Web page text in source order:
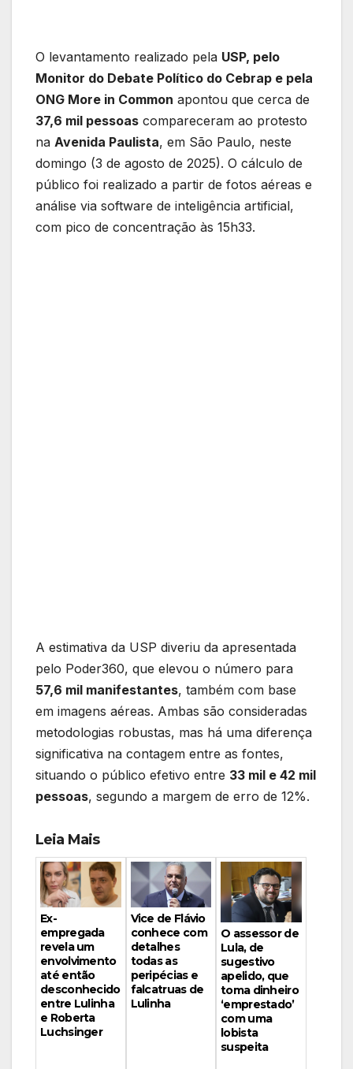
O levantamento realizado pela USP, pelo
Monitor do Debate Político do Cebrap e pela
ONG More in Common apontou que cerca de
37,6 mil pessoas compareceram ao protesto
na Avenida Paulista, em São Paulo, neste
domingo (3 de agosto de 2025). O cálculo de
público foi realizado a partir de fotos aéreas e
análise via software de inteligência artificial,
com pico de concentração às 15h33.
A estimativa da USP diveriu da apresentada
pelo Poder360, que elevou o número para
57,6 mil manifestantes, também com base
em imagens aéreas. Ambas são consideradas
metodologias robustas, mas há uma diferença
significativa na contagem entre as fontes,
situando o público efetivo entre 33 mil e 42 mil
pessoas, segundo a margem de erro de 12%.
Leia Mais
Ex-
empregada
revela um
envolvimento
até então
desconhecido
entre Lulinha
e Roberta
Luchsinger
Vice de Flávio
conhece com
detalhes
todas as
peripécias e
falcatruas de
Lulinha
O assessor de
Lula, de
sugestivo
apelido, que
toma dinheiro
‘emprestado’
com uma
lobista
suspeita